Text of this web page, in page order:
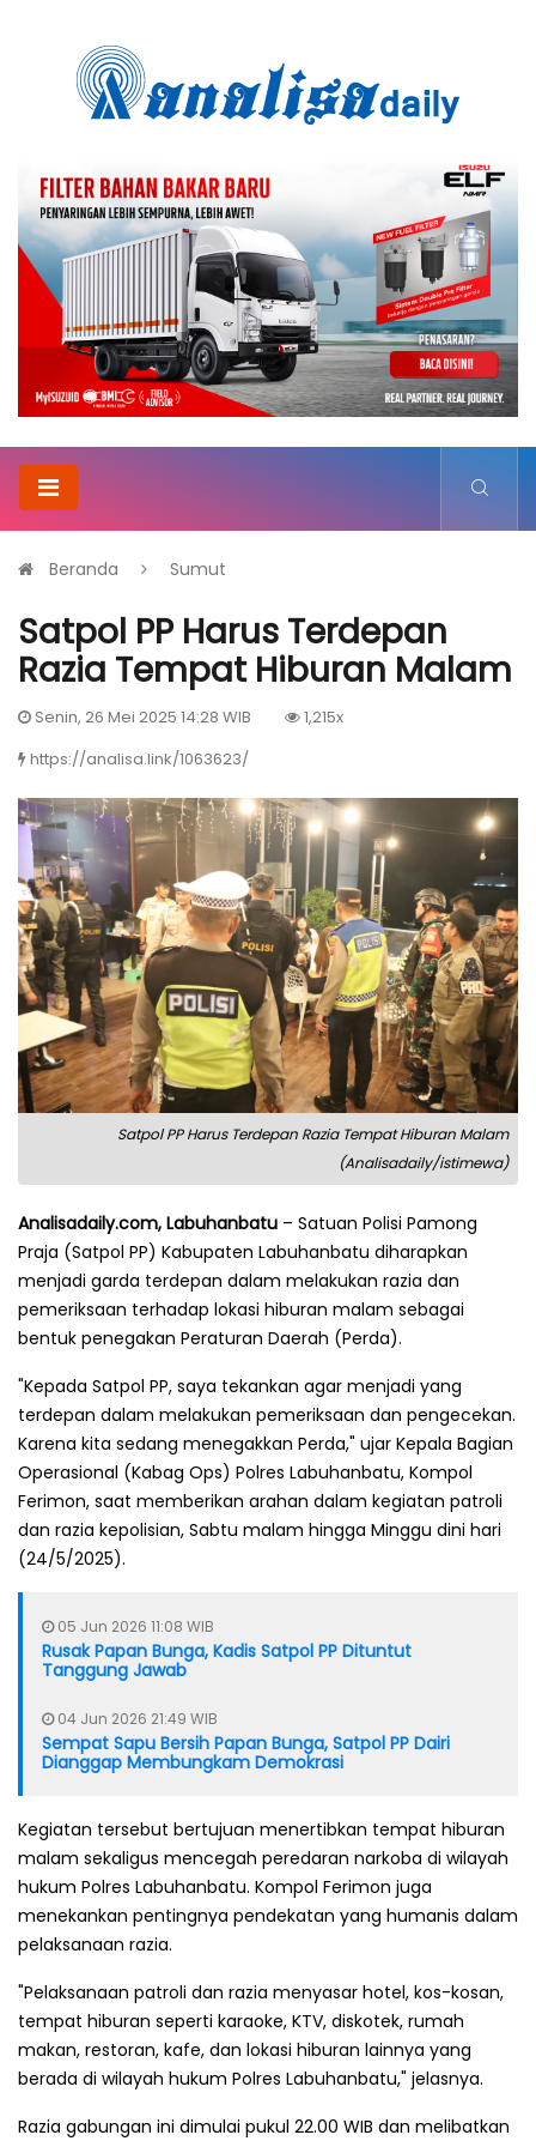
Beranda Sumut
Satpol PP Harus Terdepan
Razia Tempat Hiburan Malam
Senin, 26 Mei 2025 14:28 WIB
1,215x
https://analisa.link/1063623/
Satpol PP Harus Terdepan Razia Tempat Hiburan Malam
(Analisadaily/istimewa)
Analisadaily.com, Labuhanbatu – Satuan Polisi Pamong
Praja (Satpol PP) Kabupaten Labuhanbatu diharapkan
menjadi garda terdepan dalam melakukan razia dan
pemeriksaan terhadap lokasi hiburan malam sebagai
bentuk penegakan Peraturan Daerah (Perda).
"Kepada Satpol PP, saya tekankan agar menjadi yang
terdepan dalam melakukan pemeriksaan dan pengecekan.
Karena kita sedang menegakkan Perda," ujar Kepala Bagian
Operasional (Kabag Ops) Polres Labuhanbatu, Kompol
Ferimon, saat memberikan arahan dalam kegiatan patroli
dan razia kepolisian, Sabtu malam hingga Minggu dini hari
(24/5/2025).
05 Jun 2026 11:08 WIB
Rusak Papan Bunga, Kadis Satpol PP Dituntut
Tanggung Jawab
04 Jun 2026 21:49 WIB
Sempat Sapu Bersih Papan Bunga, Satpol PP Dairi
Dianggap Membungkam Demokrasi
Kegiatan tersebut bertujuan menertibkan tempat hiburan
malam sekaligus mencegah peredaran narkoba di wilayah
hukum Polres Labuhanbatu. Kompol Ferimon juga
menekankan pentingnya pendekatan yang humanis dalam
pelaksanaan razia.
"Pelaksanaan patroli dan razia menyasar hotel, kos-kosan,
tempat hiburan seperti karaoke, KTV, diskotek, rumah
makan, restoran, kafe, dan lokasi hiburan lainnya yang
berada di wilayah hukum Polres Labuhanbatu," jelasnya.
Razia gabungan ini dimulai pukul 22.00 WIB dan melibatkan